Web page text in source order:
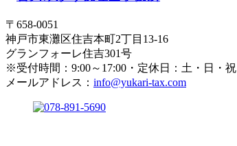
〒658-0051
神戸市東灘区住吉本町2丁目13-16
グランフォーレ住吉301号
※受付時間：9:00～17:00・定休日：土・日・祝
メールアドレス： info@yukari-tax.com